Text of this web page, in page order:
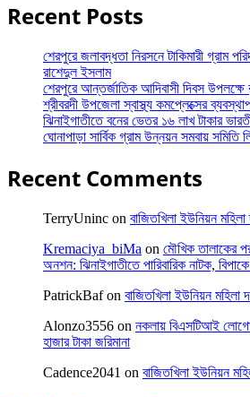
Recent Posts
শেরপুরে জলাবদ্ধতা নিরসনে টাকিমারী গ্রাম
রাশেদুল ইসলাম
শেরপুরে আন্তর্জাতিক আদিবাসী দিবস
শ্রীবরদী উপজেলা স্বাস্থ্য কমপ্লেক্সের
ঝিনাইগাতীতে বনের ভেতর ১৬ লাখ টাকার
ঘোনাপাড়া সার্বিক গ্রাম উন্নয়ন সমবায় সমিতি
Recent Comments
TerryUninc on বাজিতখিলা ইউনিয়ন
Kremaciya_biMa on মৌখিক তালাকের
অনশন: ঝিনাইগাতীতে পারিবারিক নাটক,
PatrickBafon বাজিতখিলা ইউনিয়ন মহিলা
Alonzo3556 on নকলায় বিএসটিআই লোগো
হাজার টাকা জরিমানা
Cadence2041 on বাজিতখিলা ইউনিয়ন